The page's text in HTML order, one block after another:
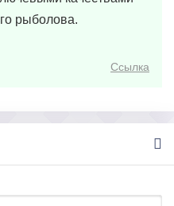
рыболова.
Ссылка